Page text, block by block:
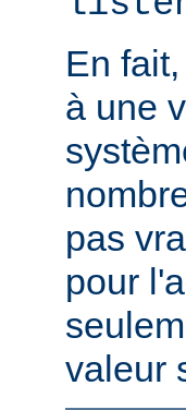
En
à une
pas
pour
valeur